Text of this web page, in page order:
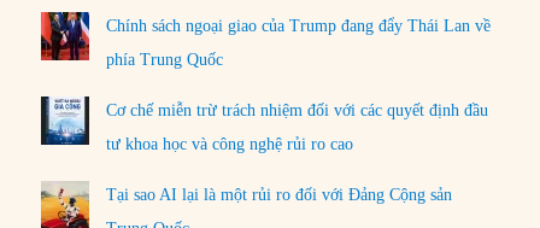
Chính sách ngoại giao của Trump đang đẩy Thái Lan về
phía Trung Quốc
Cơ chế miễn trừ trách nhiệm đối với các quyết định đầu
tư khoa học và công nghệ rủi ro cao
Tại sao AI lại là một rủi ro đối với Đảng Cộng sản